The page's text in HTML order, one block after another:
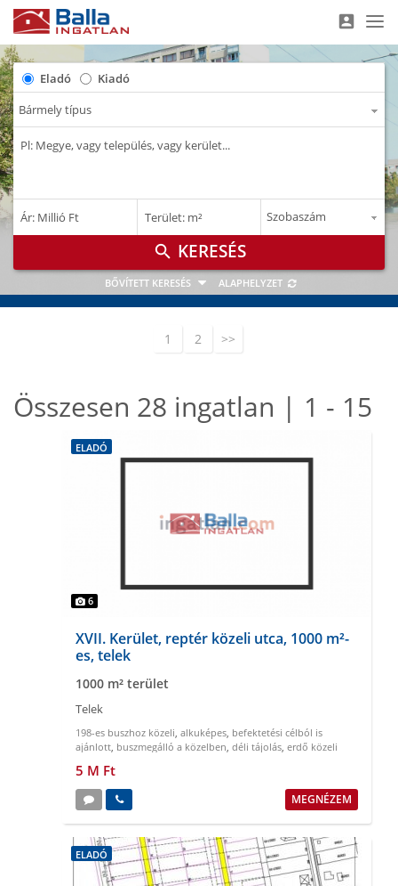
account_box
Eladó Kiadó
–
Ár: Millió Ft –
Terület: m²
search
BŐVÍTETT KERESÉS ALAPHELYZET
1 2 >>
Összesen 28 ingatlan | 1 - 15
ELADÓ
6
XVII. Kerület, reptér közeli utca, 1000 m²-
es, telek
1000 m² terület
Telek
198-es buszhoz közeli, alkuképes, befektetési célból is
ajánlott, buszmegálló a közelben, déli tájolás, erdő közeli
5 M Ft
MEGNÉZEM
ELADÓ